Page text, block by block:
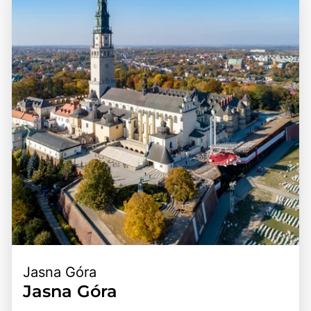
und politischen Umwälzungen geprägt ist, was sich in der
Vielfalt der Architektur und Traditionen widerspiegelt. Ein
Besuch in Polen ist eine hervorragende Gelegenheit, die
herzliche Gastfreundschaft der Einheimischen zu erleben,
die köstliche polnische Küche zu probieren und die
faszinierende Geschichte des Landes zu entdecken. Die
Kombination aus beeindruckenden Sehenswürdigkeiten,
kulturellen Erlebnissen und der Möglichkeit, die Natur zu
genießen, macht Polen zu einem unvergesslichen Ziel für
Reisende.
bedeutendsten Sehenswürdigkeiten und Regionen leicht
erreichbar sind. Polen ist durch ein gut ausgebautes
Verkehrsnetz, einschließlich Straßen, Eisenbahnen und
Flughäfen, gut verbunden, was es Besuchern ermöglicht,
die verschiedenen Städte und Landschaften bequem zu
erkunden. Die Kombination aus atemberaubenden
Ausblicken, reicher Geschichte und der Möglichkeit, die
polnische Kultur hautnah zu erleben, macht Polen zu
einem unvergesslichen Erlebnis für alle, die dieses
vielfältige Land entdecken möchten.
Jasna Góra
Jasna Góra